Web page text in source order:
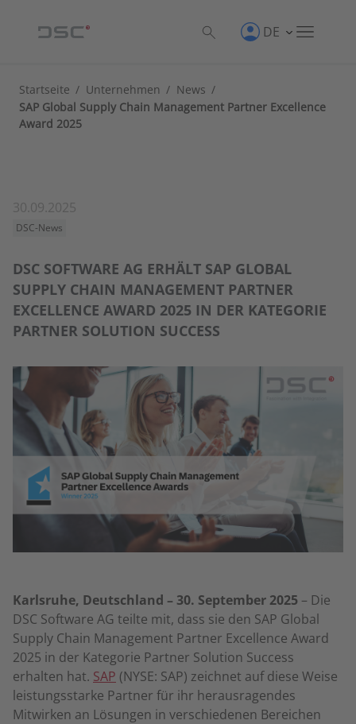
DE
Startseite / Unternehmen / News /
SAP Global Supply Chain Management Partner Excellence
Award 2025
30.09.2025
DSC-News
DSC SOFTWARE AG ERHÄLT SAP GLOBAL
SUPPLY CHAIN MANAGEMENT PARTNER
EXCELLENCE AWARD 2025 IN DER KATEGORIE
PARTNER SOLUTION SUCCESS
Karlsruhe, Deutschland – 30. September 2025 – Die
DSC Software AG teilte mit, dass sie den SAP Global
Supply Chain Management Partner Excellence Award
2025 in der Kategorie Partner Solution Success
erhalten hat. SAP (NYSE: SAP) zeichnet auf diese Weise
leistungsstarke Partner für ihr herausragendes
Mitwirken an Lösungen in verschiedenen Bereichen